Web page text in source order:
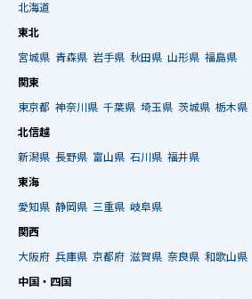
北海道
東北
宮城県 青森県 岩手県 秋田県 山形県 福島県
関東
東京都 神奈川県 千葉県 埼玉県 茨城県 栃木県
北信越
新潟県 長野県 富山県 石川県 福井県
東海
愛知県 静岡県 三重県 岐阜県
関西
大阪府 兵庫県 京都府 滋賀県 奈良県 和歌山県
中国・四国